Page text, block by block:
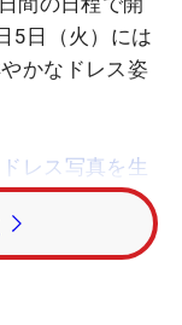
5日（火）には
かなドレス姿
レス写真を生
かな白いドレ